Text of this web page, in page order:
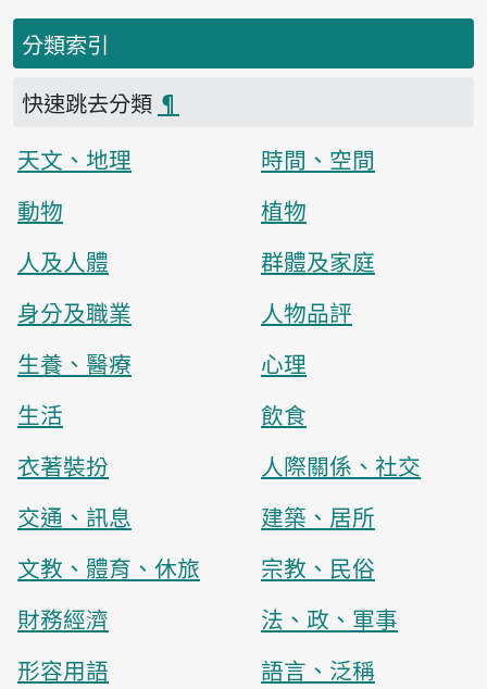
分類索引
快速跳去分類 ¶
天文、地理
時間、空間
動物
植物
人及人體
群體及家庭
身分及職業
人物品評
生養、醫療
心理
生活
飲食
衣著裝扮
人際關係、社交
交通、訊息
建築、居所
文教、體育、休旅
宗教、民俗
財務經濟
法、政、軍事
形容用語
語言、泛稱